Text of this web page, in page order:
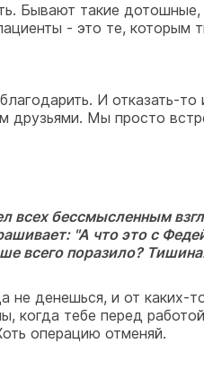
Бывают такие дотошные,
- это те, которым
И отказать-то
друзьями. Мы просто
бессмысленным
"А что это с
всего поразило?
не денешься, и от каких-
когда тебе перед
операцию отменяй.